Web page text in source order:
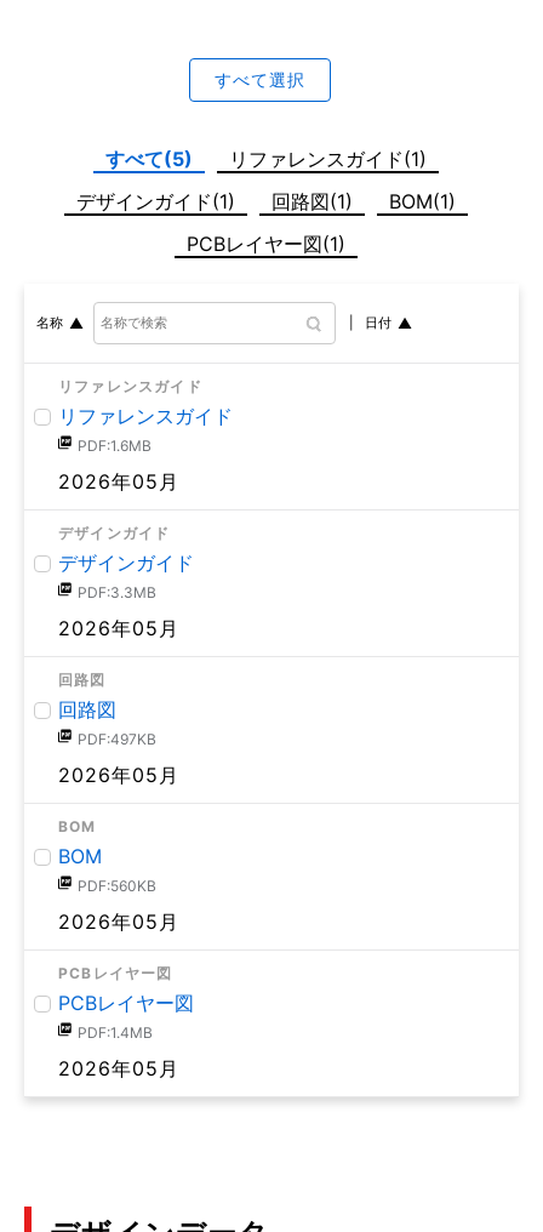
すべて選択
すべて(5)
リファレンスガイド(1)
デザインガイド(1)
回路図(1)
BOM(1)
PCBレイヤー図(1)
名称 日付
リファレンスガイド
リファレンスガイド
PDF:1.6MB
2026年05月
デザインガイド
デザインガイド
PDF:3.3MB
2026年05月
回路図
回路図
PDF:497KB
2026年05月
BOM
BOM
PDF:560KB
2026年05月
PCBレイヤー図
PCBレイヤー図
PDF:1.4MB
2026年05月